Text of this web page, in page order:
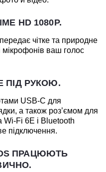
HD 1080P.
чітке та природне
ваш голос
ПІД РУКОЮ.
USB-C для
а також роз’ємом для
Wi-Fi 6E і Bluetooth
підключення.
ПРАЦЮЮТЬ